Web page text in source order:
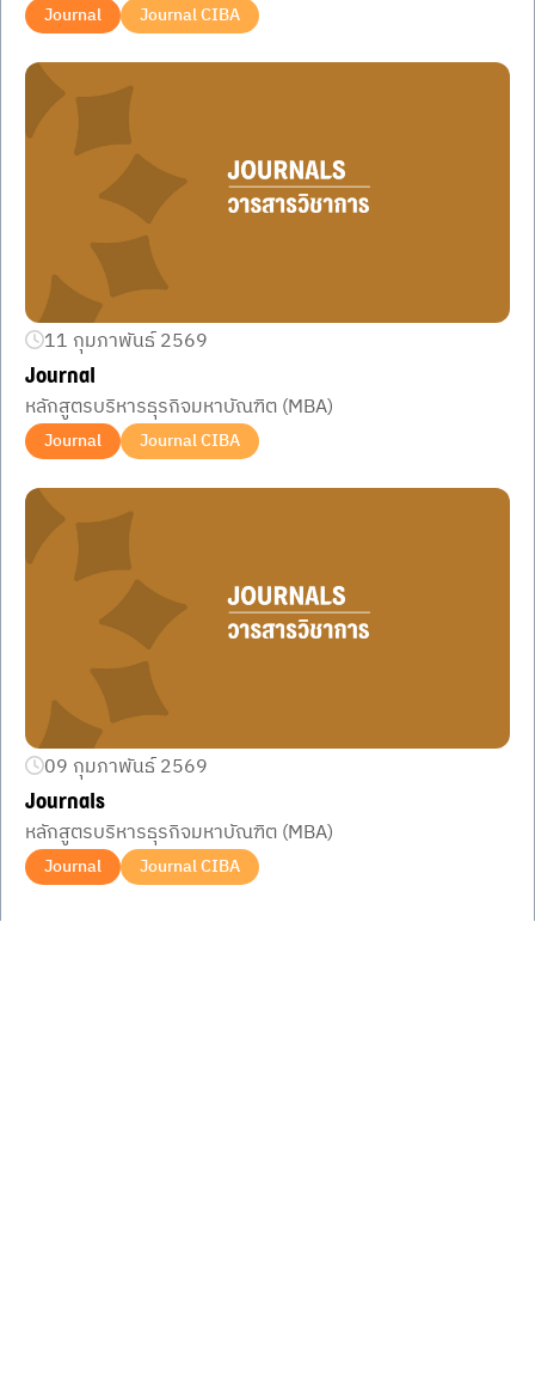
Journal Journal CIBA
11 กุมภาพันธ์ 2569
Journal
หลักสูตรบริหารธุรกิจมหาบัณฑิต (MBA)
Journal Journal CIBA
09 กุมภาพันธ์ 2569
Journals
หลักสูตรบริหารธุรกิจมหาบัณฑิต (MBA)
Journal Journal CIBA